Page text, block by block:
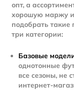
опт, а
хорошую маржу и
подобрать такие
три категории:
Базовые
однотонные
все сезоны, не
интернет-